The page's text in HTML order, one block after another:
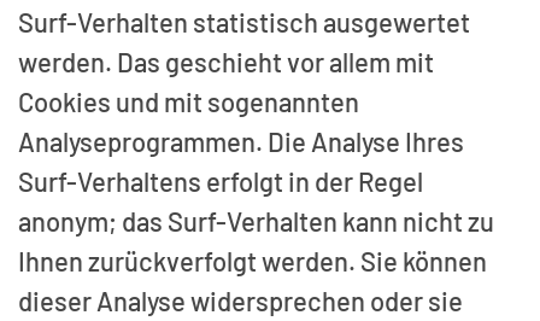
Surf-Verhalten statistisch ausgewertet
werden. Das geschieht vor allem mit
Cookies und mit sogenannten
Analyseprogrammen. Die Analyse Ihres
Surf-Verhaltens erfolgt in der Regel
anonym; das Surf-Verhalten kann nicht zu
Ihnen zurückverfolgt werden. Sie können
dieser Analyse widersprechen oder sie